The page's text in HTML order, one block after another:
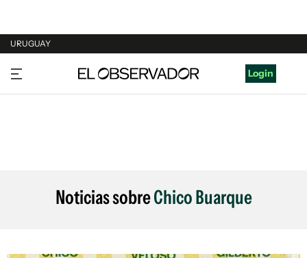
URUGUAY
URUGUAY
ARGENTINA
Login
Noticias sobreChico Buarque